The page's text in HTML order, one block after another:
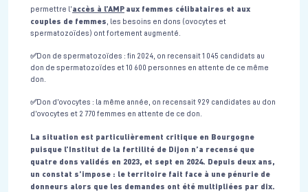
permettre l’accès à l’AMP aux femmes célibataires et aux
couples de femmes , les besoins en dons (ovocytes et
spermatozoïdes) ont fortement augmenté.
✅Don de spermatozoïdes : fin 2024, on recensait 1 045 candidats au
don de spermatozoïdes et 10 600 personnes en attente de ce même
don.
✅Don d’ovocytes : la même année, on recensait 929 candidates au don
d’ovocytes et 2 770 femmes en attente de ce don.
La situation est particulièrement critique en Bourgogne
puisque l’Institut de la fertilité de Dijon n’a recensé que
quatre dons validés en 2023, et sept en 2024. Depuis deux ans,
un constat s’impose : le territoire fait face à une pénurie de
donneurs alors que les demandes ont été multipliées par dix.